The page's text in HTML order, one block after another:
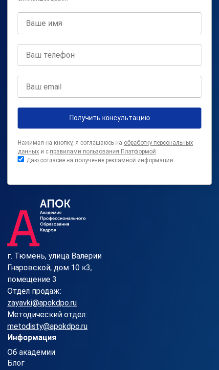
Получить консультацию
Нажимая на кнопку, я соглашаюсь на обработку персональных
данных и с правилами пользования Платформой
Даю согласие на получение рекламной информации
г. Тюмень, улица Валерии
Гнаровской, дом 10 к3,
помещение 3
Отдел продаж:
zayavki@apokdpo.ru
Методический отдел:
metodisty@apokdpo.ru
Информация
Об академии
Блог